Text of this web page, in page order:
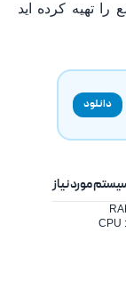
را تهیه کرده اید
دانلود
مورد نیاز
CPU